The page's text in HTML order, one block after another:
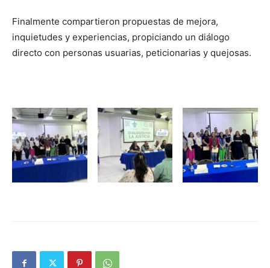
Finalmente compartieron propuestas de mejora,
inquietudes y experiencias, propiciando un diálogo
directo con personas usuarias, peticionarias y quejosas.